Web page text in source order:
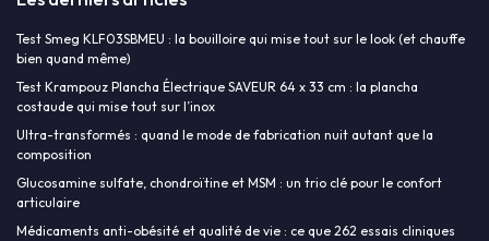
Test Smeg KLF03SBMEU : la bouilloire qui mise tout sur le look (et chauffe
bien quand même)
Test Krampouz Plancha Électrique SAVEUR 64 x 33 cm : la plancha
costaude qui mise tout sur l’inox
Ultra-transformés : quand le mode de fabrication nuit autant que la
composition
Glucosamine sulfate, chondroïtine et MSM : un trio clé pour le confort
articulaire
Médicaments anti-obésité et qualité de vie : ce que 262 essais cliniques